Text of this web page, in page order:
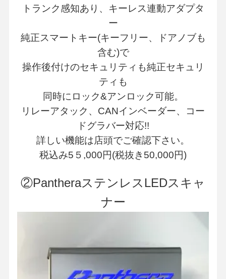
トランク感知あり、キーレス連動アダプタ
ー
純正スマートキー(キーフリー、ドアノブも
含む)で
操作後付けのセキュリティも純正セキュリ
ティも
同時にロック&アンロック可能。
リレーアタック、CANインベーダー、コー
ドグラバー対応!!
詳しい機能は店頭でご確認下さい。
税込み5５,000円(税抜き50,000円)
②PantheraステンレスLEDスキャ
ナー